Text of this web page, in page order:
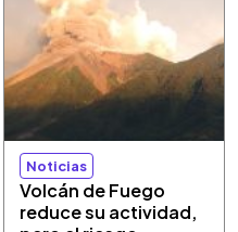
Noticias
Volcán de Fuego
reduce su actividad,